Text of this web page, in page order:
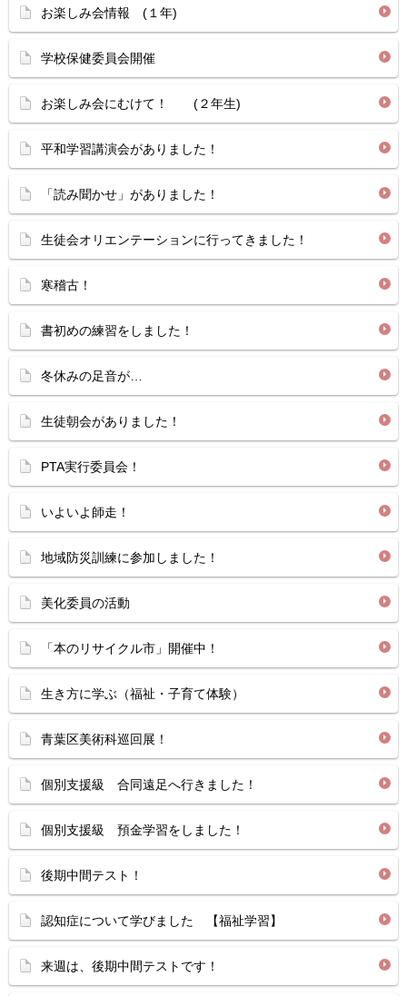
お楽しみ会情報 (１年)
学校保健委員会開催
お楽しみ会にむけて！ (２年生)
平和学習講演会がありました！
「読み聞かせ」がありました！
生徒会オリエンテーションに行ってきました！
寒稽古！
書初めの練習をしました！
冬休みの足音が…
生徒朝会がありました！
PTA実行委員会！
いよいよ師走！
地域防災訓練に参加しました！
美化委員の活動
「本のリサイクル市」開催中！
生き方に学ぶ（福祉・子育て体験）
青葉区美術科巡回展！
個別支援級 合同遠足へ行きました！
個別支援級 預金学習をしました！
後期中間テスト！
認知症について学びました 【福祉学習】
来週は、後期中間テストです！